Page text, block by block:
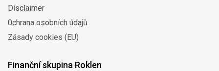
Disclaimer
0chrana osobních údajů
Zásady cookies (EU)
Finanční skupina Roklen